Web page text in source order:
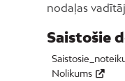
nodaļas
Saistošie
Nolikums